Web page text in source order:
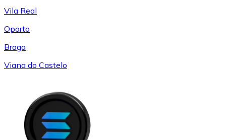
Vila Real
Oporto
Braga
Viana do Castelo